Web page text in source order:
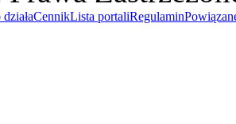
CennikLista portaliRegulamin